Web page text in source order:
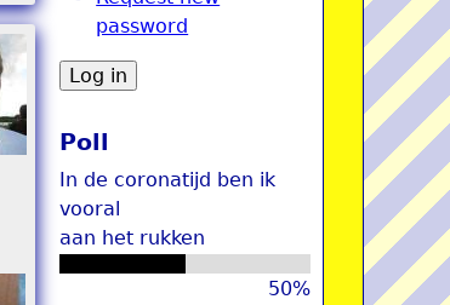
password
Poll
In de coronatijd ben ik
vooral
aan het rukken
50%